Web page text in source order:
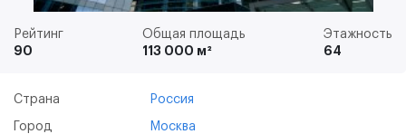
Рейтинг
90
Общая площадь
113 000 м²
Этажность
64
Страна Россия
Город Москва